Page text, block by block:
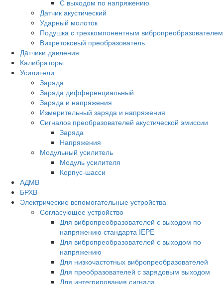
С выходом по напряжению
Датчик акустический
Ударный молоток
Подушка с трехкомпонентным вибропреобразователем
Вихретоковый преобразователь
Дaтчики давления
Калибраторы
Усилители
Заряда
Заряда дифференциальный
Заряда и напряжения
Измерительный заряда и напряжения
Сигналов преобразователей акустической эмиссии
Заряда
Напряжения
Модульный усилитель
Модуль усилителя
Корпус-шасси
АДМВ
БРХВ
Электрические вспомогательные устройства
Согласующее устройство
Для вибропреобразователей с выходом по
напряжению стандарта IEPE
Для вибропреобразователей с выходом по
напряжению
Для низкочастотных вибропреобразователей
Для преобразователей с зарядовым выходом
Для интегрирования сигнала